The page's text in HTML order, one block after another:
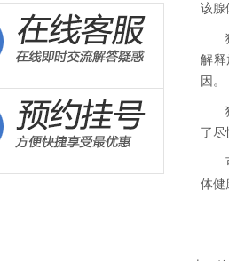
该腺
解
因。
了尽
体健